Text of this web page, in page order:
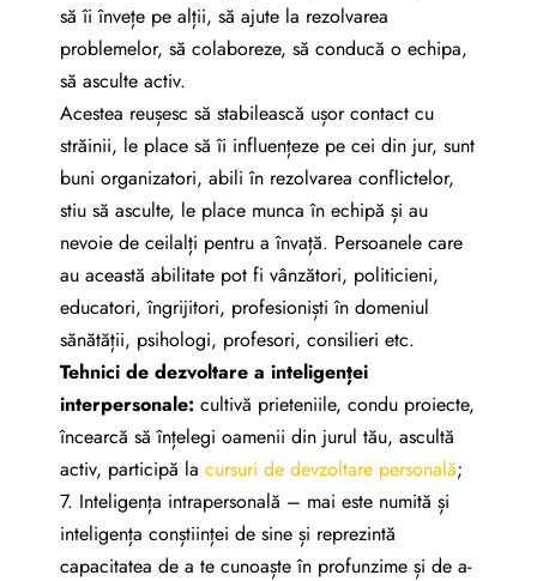
să îi învețe pe alții, să ajute la rezolvarea
problemelor, să colaboreze, să conducă o echipa,
să asculte activ.
Acestea reușesc să stabilească ușor contact cu
străinii, le place să îi influențeze pe cei din jur, sunt
buni organizatori, abili în rezolvarea conflictelor,
stiu să asculte, le place munca în echipă și au
nevoie de ceilalți pentru a învață. Persoanele care
au această abilitate pot fi vânzători, politicieni,
educatori, îngrijitori, profesioniști în domeniul
sănătății, psihologi, profesori, consilieri etc.
Tehnici de dezvoltare a inteligenței
interpersonale: cultivă prieteniile, condu proiecte,
încearcă să înțelegi oamenii din jurul tău, ascultă
activ, participă la cursuri de devzoltare personală;
7. Inteligența intrapersonală – mai este numită și
inteligența conștiinței de sine și reprezintă
capacitatea de a te cunoaște în profunzime și de a-